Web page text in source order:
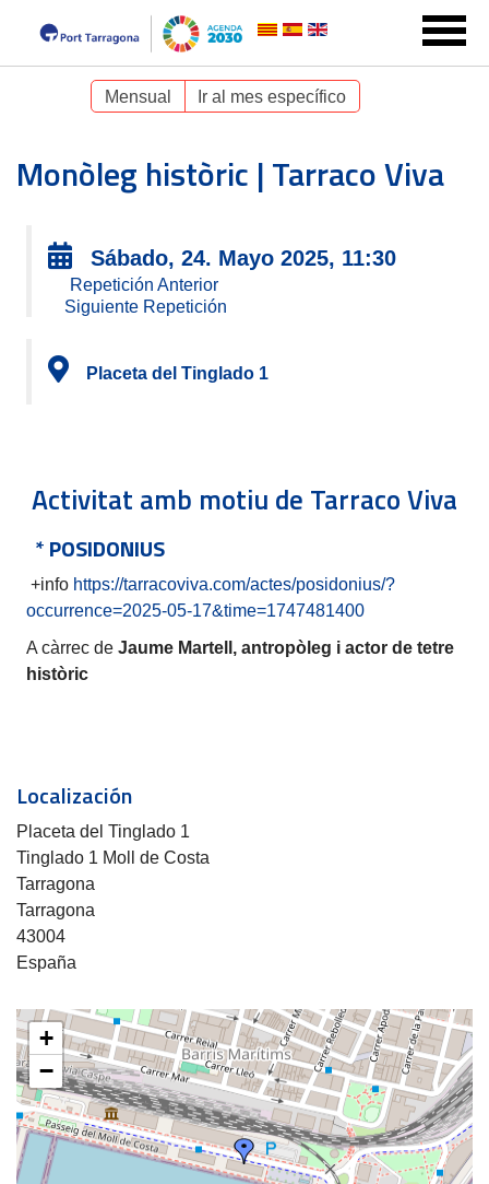
Mensual Ir al mes específico
Monòleg històric | Tarraco Viva
Sábado, 24. Mayo 2025, 11:30
Repetición Anterior
Siguiente Repetición
Placeta del Tinglado 1
Activitat amb motiu de Tarraco Viva
* POSIDONIUS
+info https://tarracoviva.com/actes/posidonius/?
occurrence=2025-05-17&time=1747481400
A càrrec deJaume Martell, antropòleg i actor de tetre
històric
Localización
Placeta del Tinglado 1
Tinglado 1 Moll de Costa
Tarragona
Tarragona
43004
España
+
−